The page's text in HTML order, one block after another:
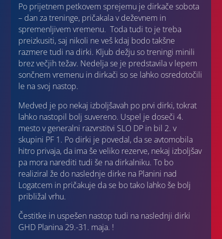
Po prijetnem petkovem sprejemu je dirkače sobota
– dan za treninge, pričakala v deževnem in
spremenljivem vremenu. Toda tudi to je treba
preizkusiti, saj nikoli ne veš kdaj bodo takšne
razmere tudi na dirki. Kljub dežju so treningi minili
brez večjih težav. Nedelja se je predstavila v lepem
sončnem vremenu in dirkači so se lahko osredotočili
le na svoj nastop.
Medved je po nekaj izboljšavah po prvi dirki, tokrat
lahko nastopil bolj suvereno. Uspel je doseči 4.
mesto v generalni razvrstitvi SLO DP in bil 2. v
skupini PF 1. Po dirki je povedal, da se avtomobila
hitro privaja, da ima še veliko rezerve, nekaj izboljšav
pa mora narediti tudi še na dirkalniku. To bo
realiziral že do naslednje dirke na Planini nad
Logatcem in pričakuje da se bo tako lahko še bolj
približal vrhu.
Čestitke in uspešen nastop tudi na naslednji dirki
GHD Planina 29.-31. maja. !